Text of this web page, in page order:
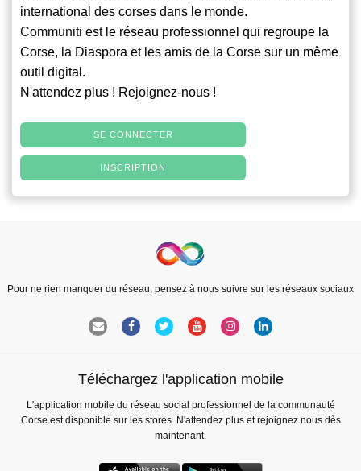
international des corses dans le monde.
Communiti est le réseau professionnel qui regroupe la
Corse, la Diaspora et les amis de la Corse sur un même
outil digital.
N'attendez plus ! Rejoignez-nous !
SE CONNECTER
INSCRIPTION
Pour ne rien manquer du réseau, pensez à nous suivre sur les réseaux sociaux
Téléchargez l'application mobile
L'application mobile du réseau social professionnel de la communauté
Corse est disponible sur les stores. N'attendez plus et rejoignez nous dès
maintenant.